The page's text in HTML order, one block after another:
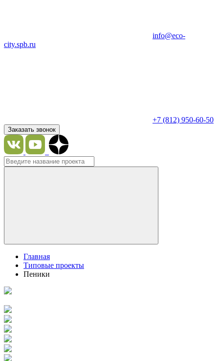
info@eco-
city.spb.ru
+7 (812) 950-60-50
Заказать звонок
Главная
Типовые проекты
Пеники